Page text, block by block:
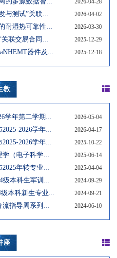
厦门大学关于参与“面向配电网的多源数据智能融合与自愈调控关键技术及应用”项目申报“2025年度福建省科学技术进步奖”的信息公示
2026-04-28
关于“金刚石散热芯片技术研发与测试”关联交易合同的公示
2026-04-02
关于“一种改善凸块连接结构的耐湿热可靠性的方法”专利权转让的公示
2026-03-30
关于“三维集成封装芯片分析”关联交易合同的公示
2025-12-29
关于“一种p型栅结构常关型GaNHEMT器件及制备方法等两项专利权转让”的公示
2025-12-18
教
电子科学与技术学院2025-2026学年第二学期转专业复试名单
2026-05-04
电子科学与技术学院关于公布2025-2026学年第二学期转专业工作细则及方案的通知
2026-04-17
电子科学与技术学院关于公布2025-2026学年第一学期转专业工作细则及方案的通知
2025-10-22
厦门大学2025年强基计划物理学（电子科学）学科面试安排
2025-06-14
电子科学与技术学院关于公布2025年转专业工作细则及方案的通知
2025-04-04
青春铸辉煌 军训启新章 | 2024级本科生军训圆满结束
2024-09-29
南强创新启智会（六） | 2024级本科新生专业特色教育系列活动——竞赛经验分享会顺利举办
2024-09-21
电子学院2023级本科生专业分流指导周系列活动顺利举办
2024-06-10
座